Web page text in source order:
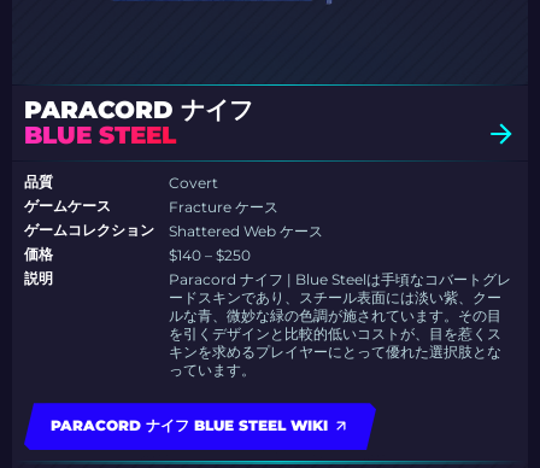
PARACORD ナイフ
BLUE STEEL
品質
Covert
ゲームケース
Fracture ケース
ゲームコレクション
Shattered Web ケース
価格
$140 – $250
説明
Paracord ナイフ | Blue Steelは手頃なコバートグレ
ードスキンであり、スチール表面には淡い紫、クー
ルな青、微妙な緑の色調が施されています。その目
を引くデザインと比較的低いコストが、目を惹くス
キンを求めるプレイヤーにとって優れた選択肢とな
っています。
PARACORD ナイフ BLUE STEEL WIKI